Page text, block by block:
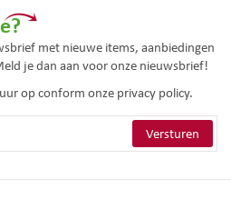
met nieuwe items, aanbiedingen
je dan aan voor onze nieuwsbrief!
op conform onze privacy policy.